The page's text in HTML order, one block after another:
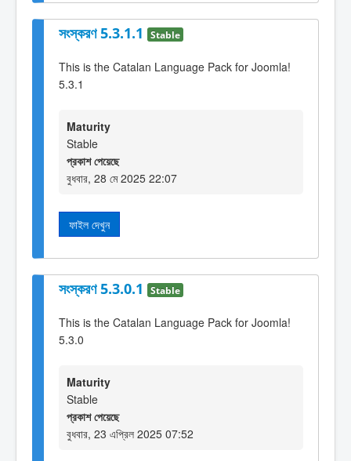
সংস্করণ 5.3.1.1 Stable
This is the Catalan Language Pack for Joomla!
5.3.1
Maturity
Stable
প্রকাশ পেয়েছে
বুধবার, 28 মে 2025 22:07
ফাইল দেখুন
সংস্করণ 5.3.0.1 Stable
This is the Catalan Language Pack for Joomla!
5.3.0
Maturity
Stable
প্রকাশ পেয়েছে
বুধবার, 23 এপ্রিল 2025 07:52